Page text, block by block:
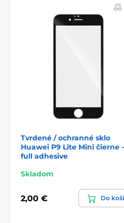
Tvrdené / ochranné sklo
Huawei P9 Lite Mini čierne
full adhesive
Skladom
2,00 € Do